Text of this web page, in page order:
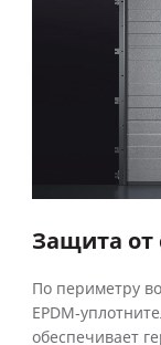
Защита от
По периметру
обеспечивает